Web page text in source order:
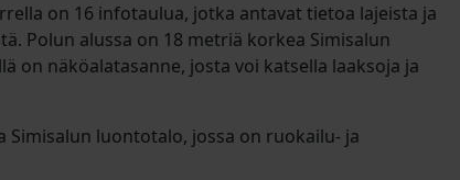
on 16 infotaulua, jotka antavat tietoa lajeista ja
Polun alussa on 18 metriä korkea Simisalun
on näköalatasanne, josta voi katsella laaksoja ja
Simisalun luontotalo, jossa on ruokailu- ja